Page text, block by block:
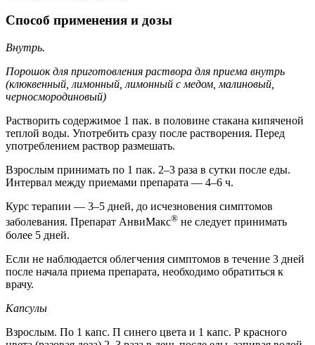
Способ применения и дозы
Внутрь.
Порошок для приготовления раствора для приема внутрь
(клюквенный, лимонный, лимонный с медом, малиновый,
черносмородиновый)
Растворить содержимое 1 пак. в половине стакана кипяченой
теплой воды. Употребить сразу после растворения. Перед
употреблением раствор размешать.
Взрослым принимать по 1 пак. 2–3 раза в сутки после еды.
Интервал между приемами препарата — 4–6 ч.
Курс терапии — 3–5 дней, до исчезновения симптомов
заболевания. Препарат АнвиМакс® не следует принимать
более 5 дней.
Если не наблюдается облегчения симптомов в течение 3 дней
после начала приема препарата, необходимо обратиться к
врачу.
Капсулы
Взрослым. По 1 капс. П синего цвета и 1 капс. Р красного